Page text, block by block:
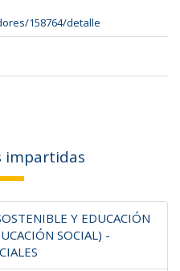
158764/detalle
impartidas
Y EDUCACIÓN
SOCIAL) -